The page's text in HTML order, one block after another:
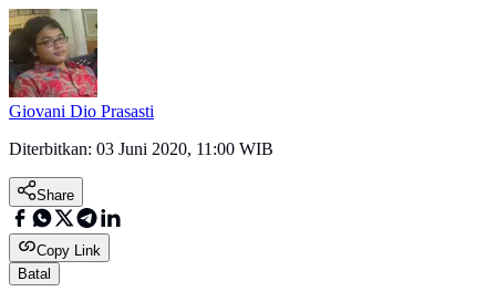
Giovani Dio Prasasti
Diterbitkan: 03 Juni 2020, 11:00 WIB
Share
Copy Link
Batal